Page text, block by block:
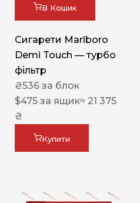
В Кошик
Сигарети Marlboro
Demi Touch — турбо
фільтр
₴536 за блок
$475 за ящик≈ 21 375
₴
Купити